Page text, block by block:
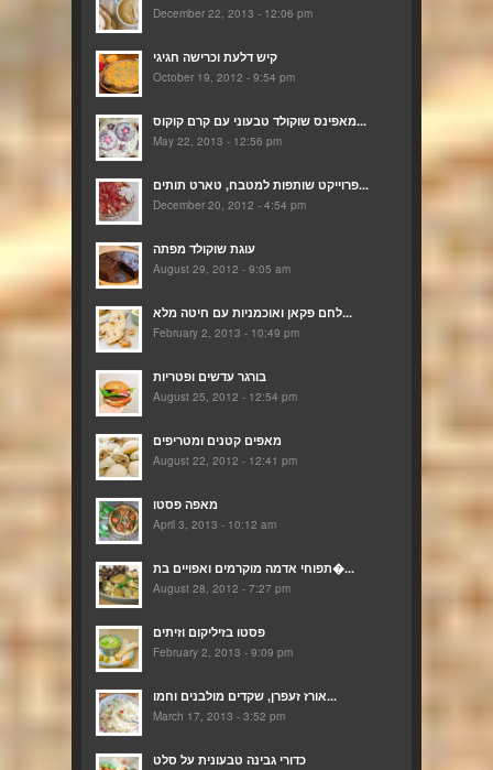
December 22, 2013 - 12:06 pm
קיש דלעת וכרישה חגיגי
October 19, 2012 - 9:54 pm
מאפינס שוקולד טבעוני עם קרם קוקוס...
May 22, 2013 - 12:56 pm
פרוייקט שותפות למטבח, טארט תותים...
December 20, 2012 - 4:54 pm
עוגת שוקולד מפתה
August 29, 2012 - 9:05 am
לחם פקאן ואוכמניות עם חיטה מלא...
February 2, 2013 - 10:49 pm
בורגר עדשים ופטריות
August 25, 2012 - 12:54 pm
מאפים קטנים ומטריפים
August 22, 2012 - 12:41 pm
מאפה פסטו
April 3, 2013 - 10:12 am
תפוחי אדמה מוקרמים ואפויים בת�...
August 28, 2012 - 7:27 pm
פסטו בזיליקום וזיתים
February 2, 2013 - 9:09 pm
אורז זעפרן, שקדים מולבנים וחמו...
March 17, 2013 - 3:52 pm
כדורי גבינה טבעונית על סלט